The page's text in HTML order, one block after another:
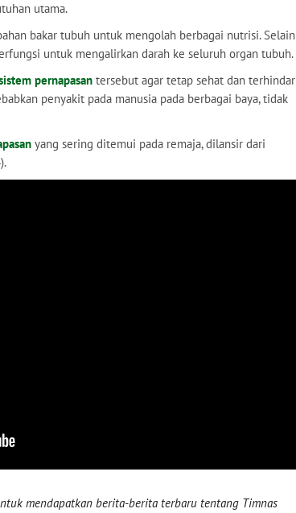
utama.
bakar tubuh untuk mengolah berbagai nutrisi. Selain
untuk mengalirkan darah ke seluruh organ tubuh.
pernapasan tersebut agar tetap sehat dan terhindar
penyakit pada manusia pada berbagai baya, tidak
yang sering ditemui pada remaja, dilansir dari
mendapatkan berita-berita terbaru tentang Timnas